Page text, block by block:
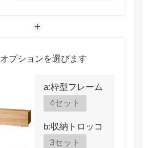
オプションを選びます
a:枠型フレーム
4セット
b:収納トロッコ
3セット